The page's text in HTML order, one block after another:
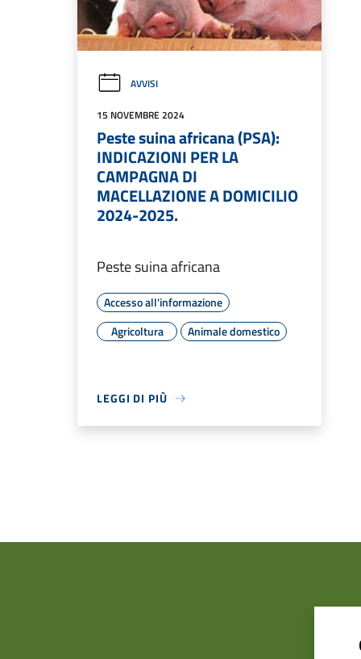
AVVISI
15 NOVEMBRE 2024
Peste suina africana (PSA):
INDICAZIONI PER LA
CAMPAGNA DI
MACELLAZIONE A DOMICILIO
2024-2025.
Peste suina africana
Accesso all'informazione
Agricoltura
Animale domestico
LEGGI DI PIÙ